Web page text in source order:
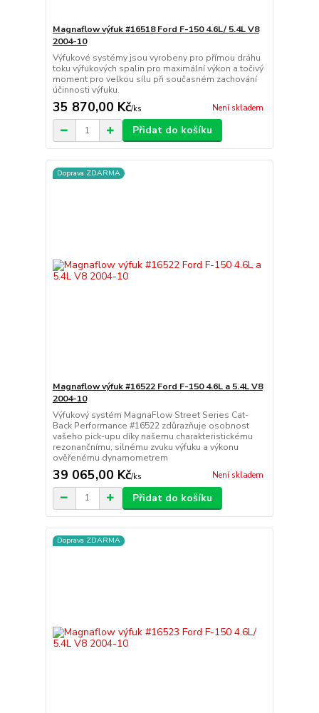
Magnaflow výfuk #16518 Ford F-150 4.6L/ 5.4L V8
2004-10
Výfukové systémy jsou vyrobeny pro přímou dráhu
toku výfukových spalin pro maximální výkon a točivý
moment pro velkou sílu při současném zachování
účinnosti výfuku.
35 870,00 Kč/ks Není skladem
Přidat do košíku
Doprava ZDARMA
Magnaflow výfuk #16522 Ford F-150 4.6L a 5.4L V8
2004-10
Výfukový systém MagnaFlow Street Series Cat-
Back Performance #16522 zdůrazňuje osobnost
vašeho pick-upu díky našemu charakteristickému
rezonančnímu, silnému zvuku výfuku a výkonu
ověřenému dynamometrem
39 065,00 Kč/ks Není skladem
Přidat do košíku
Doprava ZDARMA